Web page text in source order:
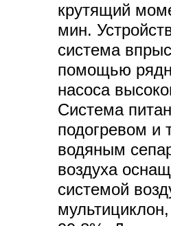
крутящий
мин.
система
помощью
насоса
Система
подогревом и
водяным
воздуха
системой